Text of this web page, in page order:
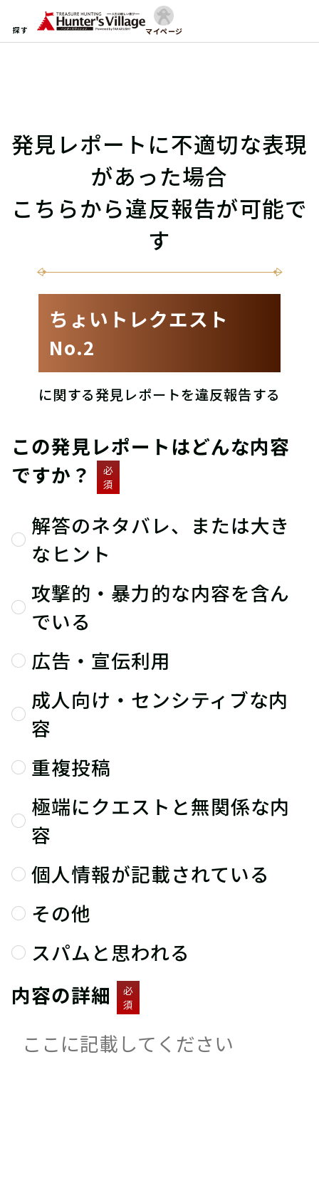
探す マイページ
発見レポートに不適切な表現
があった場合
こちらから違反報告が可能で
す
ちょいトレクエスト
No.2
に関する発見レポートを違反報告する
この発見レポートはどんな内容
ですか？
必
須
解答のネタバレ、または大き
なヒント
攻撃的・暴力的な内容を含ん
でいる
広告・宣伝利用
成人向け・センシティブな内
容
重複投稿
極端にクエストと無関係な内
容
個人情報が記載されている
その他
スパムと思われる
内容の詳細
必
須